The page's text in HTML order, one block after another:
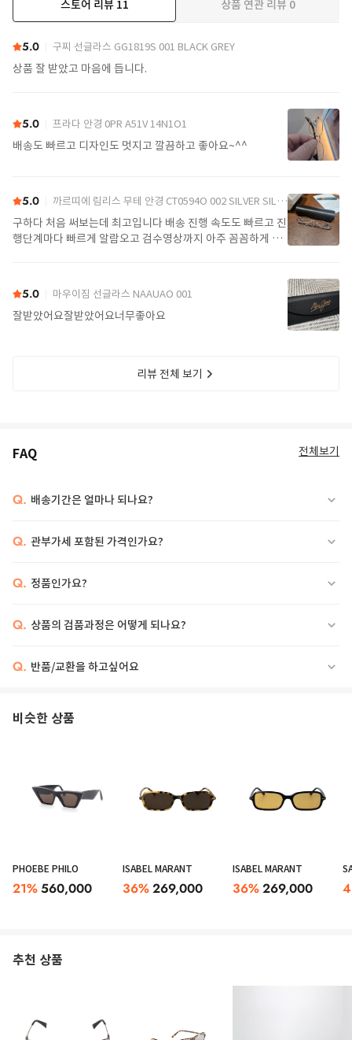
스토어 리뷰 11 상품 연관 리뷰 0
5.0 구찌 선글라스 GG1819S 001 BLACK GREY
상품 잘 받았고 마음에 듭니다.
5.0 프라다 안경 0PR A51V 14N1O1
배송도 빠르고 디자인도 멋지고 깔끔하고 좋아요~^^
5.0 까르띠에 림리스 무테 안경 CT0594O 002 SILVER SILVER TRANSPARENT
구하다 처음 써보는데 최고입니다 배송 진행 속도도 빠르고 진
행단계마다 빠르게 알람오고 검수영상까지 아주 꼼꼼하게 찍
5.0 마우이짐 선글라스 NAAUAO 001
잘받았어요잘받았어요너무좋아요
리뷰 전체 보기
FAQ 전체보기
Q. 배송기간은 얼마나 되나요?
Q. 관부가세 포함된 가격인가요?
Q. 정품인가요?
Q. 상품의 검품과정은 어떻게 되나요?
Q. 반품/교환을 하고싶어요
비슷한 상품
PHOEBE PHILO
21%560,000
ISABEL MARANT
36%269,000
ISABEL MARANT
36%269,000
추천 상품